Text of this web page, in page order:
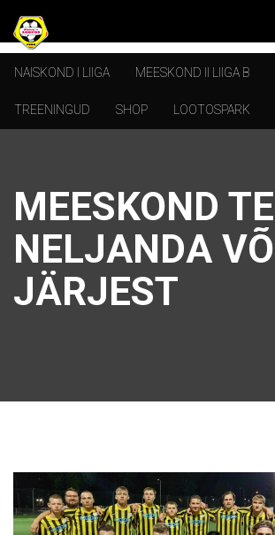
NAISKOND I LIIGA MEESKOND II LIIGA B
TREENINGUD SHOP LOOTOSPARK
MEESKOND
NELJANDA
JÄRJEST